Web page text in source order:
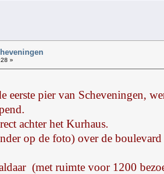
»
pier van Scheveningen,
achter het Kurhaus.
op de foto) over de boulevard
(met ruimte voor 1200